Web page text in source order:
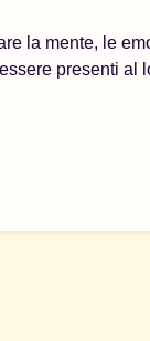
la mente, le
presenti al